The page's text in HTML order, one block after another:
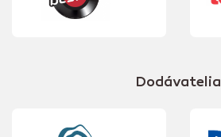
Dodávatelia